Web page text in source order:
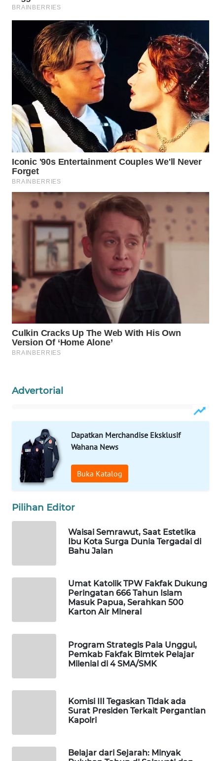
Advertorial
Dapatkan Merchandise Eksklusif
Wahana News
Buka Katalog
Pilihan Editor
Waisai Semrawut, Saat Estetika
Ibu Kota Surga Dunia Tergadai di
Bahu Jalan
Umat Katolik TPW Fakfak Dukung
Peringatan 666 Tahun Islam
Masuk Papua, Serahkan 500
Karton Air Mineral
Program Strategis Pala Unggul,
Pemkab Fakfak Bimtek Pelajar
Milenial di 4 SMA/SMK
Komisi III Tegaskan Tidak ada
Surat Presiden Terkait Pergantian
Kapolri
Belajar dari Sejarah: Minyak
WN
NATUNA
BINTAN
WN
MANDALIKA
WN
LIKUPANG
WN
LABUANBAJO
WN
BORNEO
Wahana
Media
Group
WAHANA
NEWS
WAHANA
TANI
WAHANA
WAHANA
WAHANA
KONSUMEN
WAHANA
LISTRIK
WAHANA
TRAVEL
WAHANANEWS
CO ID